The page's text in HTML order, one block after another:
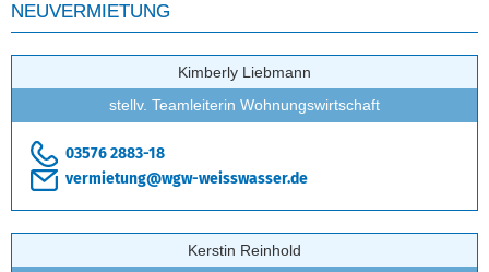
NEUVERMIETUNG
Kimberly Liebmann
stellv. Teamleiterin Wohnungswirtschaft
03576 2883-18
vermietung@wgw-weisswasser.de
Kerstin Reinhold